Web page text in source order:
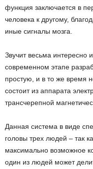
функция заключается в
человека к другому,
иные сигналы мозга.
Звучит весьма
современном этапе
простую, и в то же время
состоит из аппарата
трансчерепной
Данная система в виде
головы трех людей – так
максимально возможное
один из людей может